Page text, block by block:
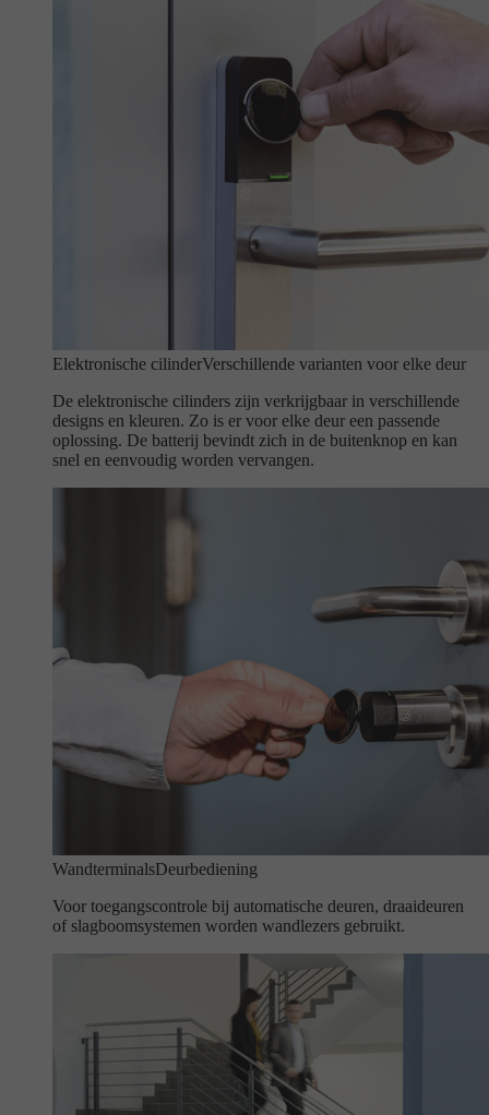
Elektronische cilinderVerschillende varianten voor elke deur
De elektronische cilinders zijn verkrijgbaar in verschillende
designs en kleuren. Zo is er voor elke deur een passende
oplossing. De batterij bevindt zich in de buitenknop en kan
snel en eenvoudig worden vervangen.
WandterminalsDeurbediening
Voor toegangscontrole bij automatische deuren, draaideuren
of slagboomsystemen worden wandlezers gebruikt.